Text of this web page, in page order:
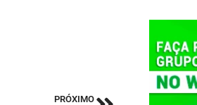
PRÓXIMO